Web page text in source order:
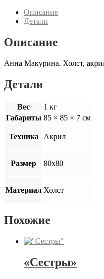
Описание
Детали
Описание
Анна Макурина. Холст,
Детали
Вес
1 кг
Габариты 85 × 85 × 7 см
Техника Акрил
Размер 80х80
Материал Холст
Похожие
«Сестры»